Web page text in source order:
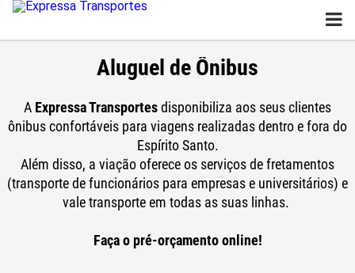
Aluguel de Ônibus
A Expressa Transportesdisponibiliza aos seus clientes
ônibus confortáveis para viagens realizadas dentro e fora do
Espírito Santo.
Além disso, a viação oferece os serviços de fretamentos
(transporte de funcionários para empresas e universitários) e
vale transporte em todas as suas linhas.
Faça o pré-orçamento online!